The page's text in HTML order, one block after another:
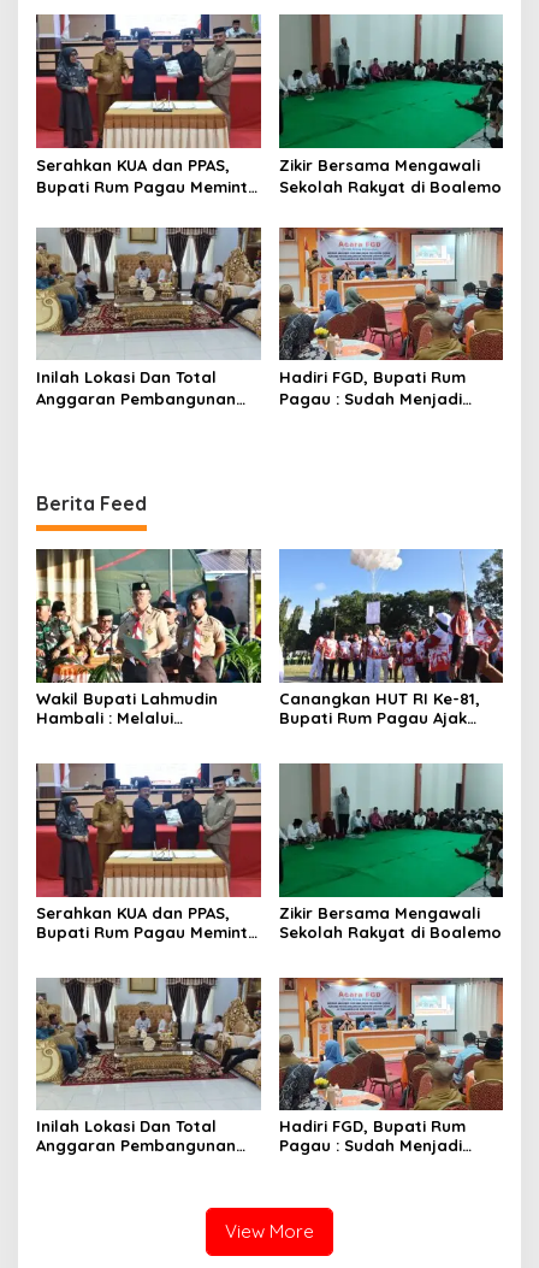
Melaksanakan Perkemahan
Pramuka
Serahkan KUA dan PPAS,
Bupati Rum Pagau Meminta
Zikir Bersama Mengawali
Sekolah Rakyat di Boalemo
Inilah Lokasi Dan Total
Anggaran Pembangunan
Hadiri FGD, Bupati Rum
Pagau : Sudah Menjadi
Berita Feed
Wakil Bupati Lahmudin
Hambali : Melalui
Pramuka
Canangkan HUT RI Ke-81,
Bupati Rum Pagau Ajak
Serahkan KUA dan PPAS,
Bupati Rum Pagau Meminta
Zikir Bersama Mengawali
Sekolah Rakyat di Boalemo
Inilah Lokasi Dan Total
Anggaran Pembangunan
Hadiri FGD, Bupati Rum
Pagau : Sudah Menjadi
View More